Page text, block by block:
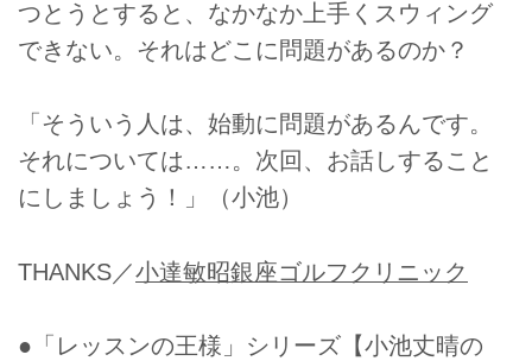
つとうとすると、なかなか上手くスウィング
できない。それはどこに問題があるのか？
「そういう人は、始動に問題があるんです。
それについては……。次回、お話しすること
にしましょう！」（小池）
THANKS／小達敏昭銀座ゴルフクリニック
●「レッスンの王様」シリーズ【小池丈晴の